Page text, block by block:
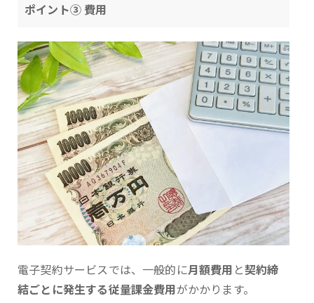
ポイント③ 費用
電子契約サービスでは、一般的に月額費用 と契約締
結ごとに発生する従量課金費用がかかります。